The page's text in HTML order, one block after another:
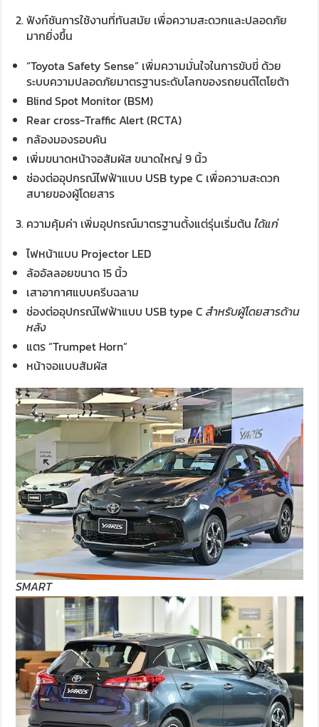
ฟังก์ชันการใช้งานที่ทันสมัย เพื่อความสะดวกและปลอดภัย
มากยิ่งขึ้น
“Toyota Safety Sense” เพิ่มความมั่นใจในการขับขี่ ด้วย
ระบบความปลอดภัยมาตรฐานระดับโลกของรถยนต์โตโยต้า
Blind Spot Monitor (BSM)
Rear cross-Traffic Alert (RCTA)
กล้องมองรอบคัน
เพิ่มขนาดหน้าจอสัมผัส ขนาดใหญ่ 9 นิ้ว
ช่องต่ออุปกรณ์ไฟฟ้าแบบ USB type C เพื่อความสะดวก
สบายของผู้โดยสาร
ความคุ้มค่า เพิ่มอุปกรณ์มาตรฐานตั้งแต่รุ่นเริ่มต้น ได้แก่
ไฟหน้าแบบ Projector LED
ล้ออัลลอยขนาด 15 นิ้ว
เสาอากาศแบบครีบฉลาม
ช่องต่ออุปกรณ์ไฟฟ้าแบบ USB type Cสำหรับผู้โดยสารด้าน
หลัง
แตร “Trumpet Horn”
หน้าจอแบบสัมผัส
SMART